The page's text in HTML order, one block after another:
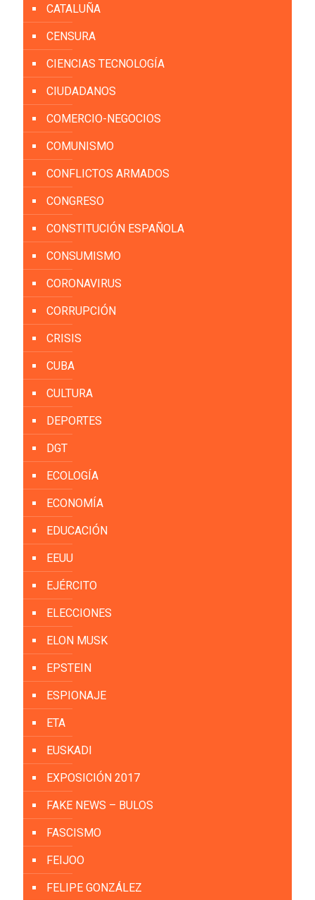
CATALUÑA
CENSURA
CIENCIAS TECNOLOGÍA
CIUDADANOS
COMERCIO-NEGOCIOS
COMUNISMO
CONFLICTOS ARMADOS
CONGRESO
CONSTITUCIÓN ESPAÑOLA
CONSUMISMO
CORONAVIRUS
CORRUPCIÓN
CRISIS
CUBA
CULTURA
DEPORTES
DGT
ECOLOGÍA
ECONOMÍA
EDUCACIÓN
EEUU
EJÉRCITO
ELECCIONES
ELON MUSK
EPSTEIN
ESPIONAJE
ETA
EUSKADI
EXPOSICIÓN 2017
FAKE NEWS – BULOS
FASCISMO
FEIJOO
FELIPE GONZÁLEZ